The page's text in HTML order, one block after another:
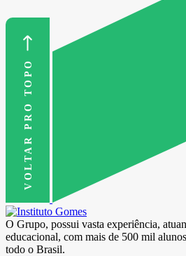
VOLTAR PRO TOPO
O Grupo, possui vasta experiência,
educacional, com mais de 500 mil
todo o Brasil.